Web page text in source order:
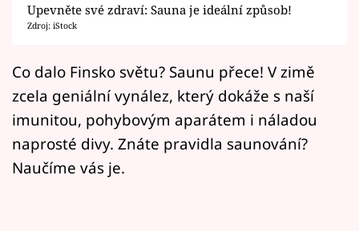
Filmový festival Karlovy Vary
Mámy sobě
Přihlášení
Upevněte své zdraví: Sauna je ideální způsob!
Zdroj: iStock
Co dalo Finsko světu? Saunu přece! V zimě
zcela geniální vynález, který dokáže s naší
imunitou, pohybovým aparátem i náladou
naprosté divy. Znáte pravidla saunování?
Naučíme vás je.